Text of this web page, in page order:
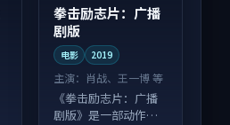
拳击励志片：广播
剧版
电影 2019
主演： 肖战、王一博 等
《拳击励志片：广播
剧版》是一部动作向